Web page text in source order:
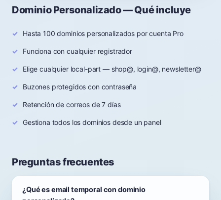
Dominio Personalizado — Qué incluye
Hasta 100 dominios personalizados por cuenta Pro
Funciona con cualquier registrador
Elige cualquier local-part — shop@, login@, newsletter@
Buzones protegidos con contraseña
Retención de correos de 7 días
Gestiona todos los dominios desde un panel
Preguntas frecuentes
¿Qué es email temporal con dominio